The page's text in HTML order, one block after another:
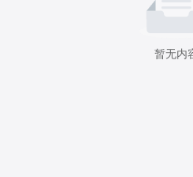
暂无内